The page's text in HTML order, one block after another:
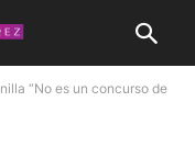
“No es un concurso de